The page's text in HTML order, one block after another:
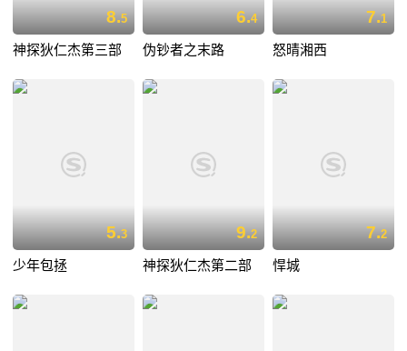
8.5
神探狄仁杰第三部
6.4
伪钞者之末路
7.1
怒晴湘西
5.3
少年包拯
9.2
神探狄仁杰第二部
7.2
悍城